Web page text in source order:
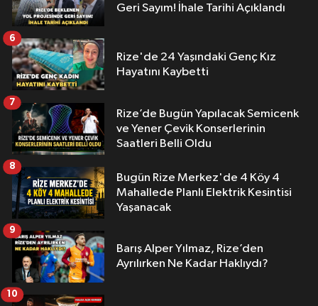
Geri Sayım! İhale Tarihi Açıklandı
Rize'de 24 Yaşındaki Genç Kız
Hayatını Kaybetti
6
Rize’de Bugün Yapılacak Semicenk
ve Yener Çevik Konserlerinin
Saatleri Belli Oldu
7
Bugün Rize Merkez'de 4 Köy 4
Mahallede Planlı Elektrik Kesintisi
Yaşanacak
8
Barış Alper Yılmaz, Rize’den
Ayrılırken Ne Kadar Haklıydı?
9
10